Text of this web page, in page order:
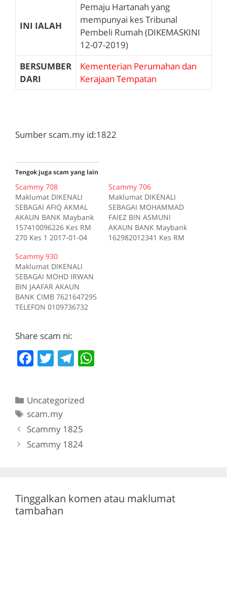
INI IALAH
Pemaju Hartanah yang
mempunyai kes Tribunal
Pembeli Rumah (DIKEMASKINI
12-07-2019)
BERSUMBER
DARI
Kementerian Perumahan dan
Kerajaan Tempatan
Sumber scam.my id:1822
Tengok juga scam yang lain
Scammy 708
Maklumat DIKENALI
SEBAGAI AFIQ AKMAL
AKAUN BANK Maybank
157410096226 Kes RM
270 Kes 1 2017-01-04
Sumber scam.my id:708
Scammy 706
Maklumat DIKENALI
SEBAGAI MOHAMMAD
FAIEZ BIN ASMUNI
AKAUN BANK Maybank
162982012341 Kes RM
Scammy 930
Maklumat DIKENALI
SEBAGAI MOHD IRWAN
BIN JAAFAR AKAUN
BANK CIMB 7621647295
TELEFON 0109736732
deskripsi Sumber
Share scam ni:
F
e
b
o
T
er
T
gr
a
m
Categories
Uncategorized
Tags
scam.my
Scammy 1825
Scammy 1824
Tinggalkan komen atau maklumat
tambahan